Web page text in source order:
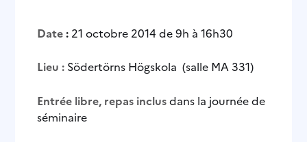
Date: 21 octobre 2014 de 9h à 16h30
Lieu : Södertörns Högskola (salle MA 331)
Entrée libre, repas inclusdans la journée de
séminaire